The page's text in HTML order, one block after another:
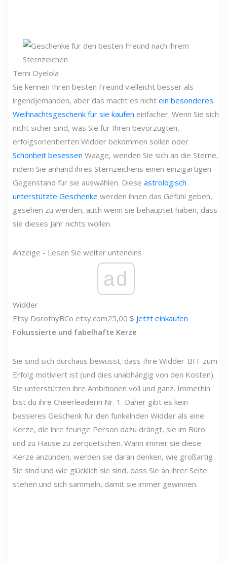
Temi Oyelola
Sie kennen Ihren besten Freund vielleicht besser als
irgendjemanden, aber das macht es nicht ein besonderes
Weihnachtsgeschenk für sie kaufen einfacher. Wenn Sie sich
nicht sicher sind, was Sie für Ihren bevorzugten,
erfolgsorientierten Widder bekommen sollen oder
Schönheit besessen Waage, wenden Sie sich an die Sterne,
indem Sie anhand ihres Sternzeichens einen einzigartigen
Gegenstand für sie auswählen. Diese astrologisch
unterstützte Geschenke werden ihnen das Gefühl geben,
gesehen zu werden, auch wenn sie behauptet haben, dass
sie dieses Jahr nichts wollen.
Anzeige - Lesen Sie weiter unteneins
ad
Widder
Etsy DorothyBCo etsy.com25,00 $ Jetzt einkaufen
Fokussierte und fabelhafte Kerze
Sie sind sich durchaus bewusst, dass Ihre Widder-BFF zum
Erfolg motiviert ist (und dies unabhängig von den Kosten).
Sie unterstützen ihre Ambitionen voll und ganz. Immerhin
bist du ihre Cheerleaderin Nr. 1. Daher gibt es kein
besseres Geschenk für den funkelnden Widder als eine
Kerze, die ihre feurige Person dazu drängt, sie im Büro
und zu Hause zu zerquetschen. Wann immer sie diese
Kerze anzünden, werden sie daran denken, wie großartig
Sie sind und wie glücklich sie sind, dass Sie an ihrer Seite
stehen und sich sammeln, damit sie immer gewinnen.